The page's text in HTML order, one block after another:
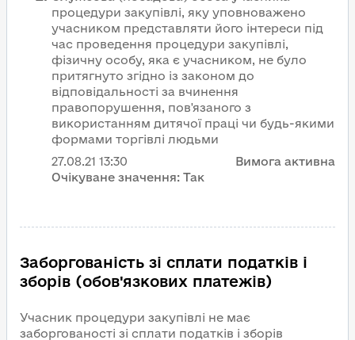
процедури закупівлі, яку уповноважено
учасником представляти його інтереси під
час проведення процедури закупівлі,
фізичну особу, яка є учасником, не було
притягнуто згідно із законом до
відповідальності за вчинення
правопорушення, пов'язаного з
використанням дитячої праці чи будь-якими
формами торгівлі людьми
27.08.21 13:30
Вимога активна
Очікуване значення: Так
Заборгованість зі сплати податків і
зборів (обов'язкових платежів)
Учасник процедури закупівлі не має
заборгованості зі сплати податків і зборів